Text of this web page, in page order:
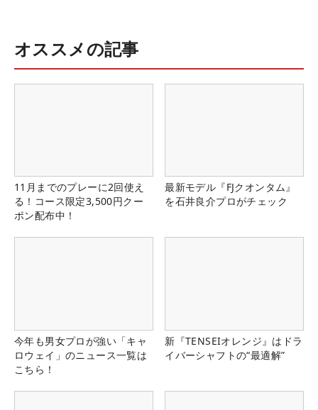
オススメの記事
11月までのプレーに2回使え
る！コース限定3,500円クー
ポン配布中！
最新モデル『FJクオンタム』
を石井良介プロがチェック
今年も男女プロが強い「キャ
ロウェイ」のニュース一覧は
こちら！
新『TENSEIオレンジ』はドラ
イバーシャフトの“最適解”